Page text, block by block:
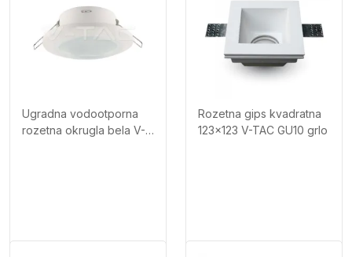
Ugradna vodootporna
rozetna okrugla bela V-
Rozetna gips kvadratna
123x123 V-TAC GU10 grlo